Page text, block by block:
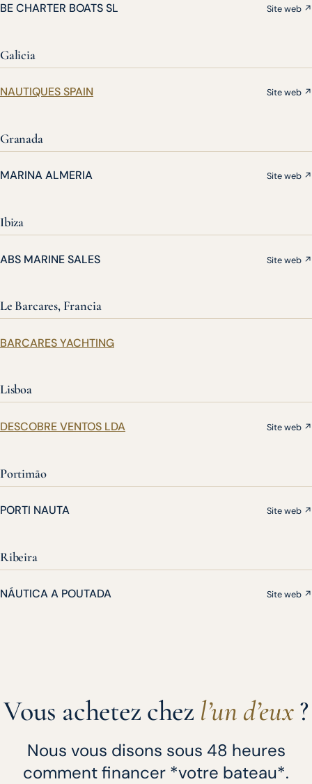
BE CHARTER BOATS SL Site web ↗
Galicia
NAUTIQUES SPAIN Site web ↗
Granada
MARINA ALMERIA Site web ↗
Ibiza
ABS MARINE SALES Site web ↗
Le Barcares, Francia
BARCARES YACHTING
Lisboa
DESCOBRE VENTOS LDA Site web ↗
Portimão
PORTI NAUTA Site web ↗
Ribeira
NÁUTICA A POUTADA Site web ↗
Vous achetez chez l’un d’eux?
Nous vous disons sous 48 heures
comment financer *votre bateau*.